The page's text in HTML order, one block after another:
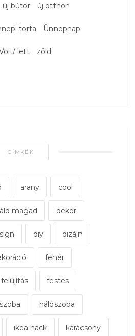
új bútor új otthon
torta Ünnepnap
lett zöld
CÍMKÉK
arany cool
magad dekor
diy dizájn
fehér
felújítás festés
hálószoba
ikea hack karácsony